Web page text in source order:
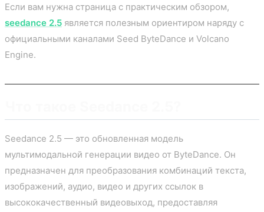
Если вам нужна страница с практическим обзором,
seedance 2.5 является полезным ориентиром наряду с
официальными каналами Seed ByteDance и Volcano
Engine.
Seedance 2.5 — это обновленная модель
мультимодальной генерации видео от ByteDance. Он
предназначен для преобразования комбинаций текста,
изображений, аудио, видео и других ссылок в
высококачественный видеовыход, предоставляя